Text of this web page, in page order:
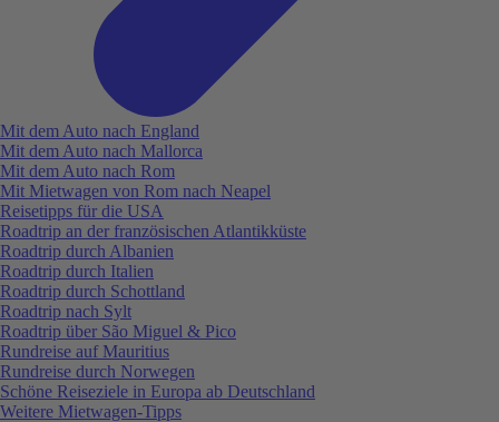
Mit dem Auto nach England
Mit dem Auto nach Mallorca
Mit dem Auto nach Rom
Mit Mietwagen von Rom nach Neapel
Reisetipps für die USA
Roadtrip an der französischen Atlantikküste
Roadtrip durch Albanien
Roadtrip durch Italien
Roadtrip durch Schottland
Roadtrip nach Sylt
Roadtrip über São Miguel & Pico
Rundreise auf Mauritius
Rundreise durch Norwegen
Schöne Reiseziele in Europa ab Deutschland
Weitere Mietwagen-Tipps